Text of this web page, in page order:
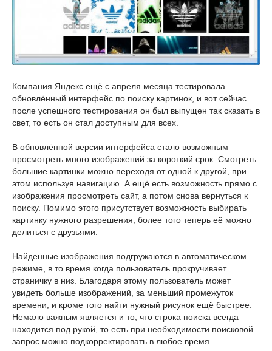
Компания Яндекс ещё с апреля месяца тестировала
обновлённый интерфейс по поиску картинок, и вот сейчас
после успешного тестирования он был выпущен так сказать в
свет, то есть он стал доступным для всех.
В обновлённой версии интерфейса стало возможным
просмотреть много изображений за короткий срок. Смотреть
большие картинки можно переходя от одной к другой, при
этом используя навигацию. А ещё есть возможность прямо с
изображения просмотреть сайт, а потом снова вернуться к
поиску. Помимо этого присутствует возможность выбирать
картинку нужного разрешения, более того теперь её можно
делиться с друзьями.
Найденные изображения подгружаются в автоматическом
режиме, в то время когда пользователь прокручивает
страничку в низ. Благодаря этому пользователь может
увидеть больше изображений, за меньший промежуток
времени, и кроме того найти нужный рисунок ещё быстрее.
Немало важным является и то, что строка поиска всегда
находится под рукой, то есть при необходимости поисковой
запрос можно подкорректировать в любое время.